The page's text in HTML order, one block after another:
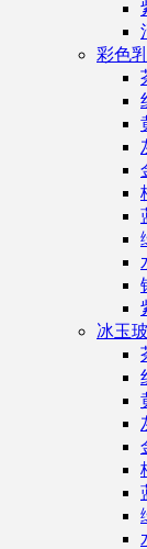
彩色
冰玉